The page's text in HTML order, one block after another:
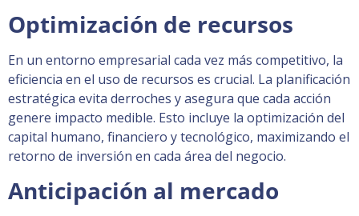
Optimización de recursos
En un entorno empresarial cada vez más competitivo, la
eficiencia en el uso de recursos es crucial. La planificación
estratégica evita derroches y asegura que cada acción
genere impacto medible. Esto incluye la optimización del
capital humano, financiero y tecnológico, maximizando el
retorno de inversión en cada área del negocio.
Anticipación al mercado